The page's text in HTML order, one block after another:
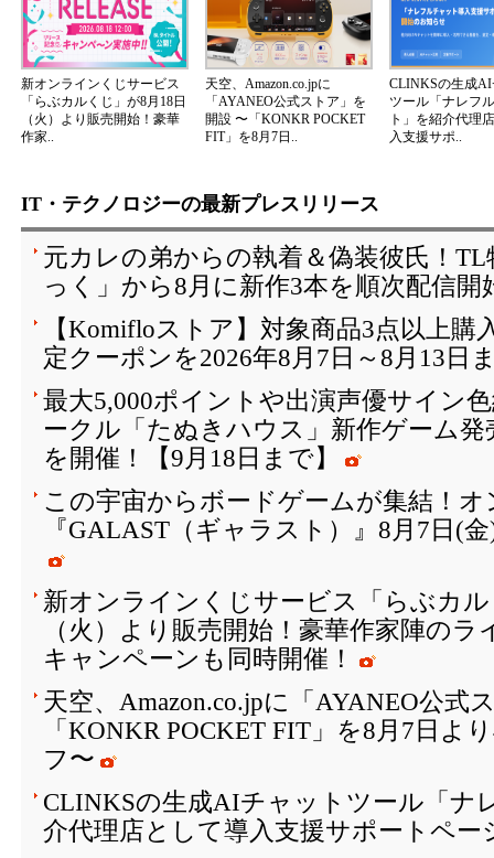
新オンラインくじサービス
「らぶカルくじ」が8月18日
（火）より販売開始！豪華
作家..
天空、Amazon.co.jpに
「AYANEO公式ストア」を
開設 〜「KONKR POCKET
FIT」を8月7日..
CLINKSの生成
ツール「ナレフ
ト」を紹介代理
入支援サポ..
IT・テクノロジーの最新プレスリリース
元カレの弟からの執着＆偽装彼氏！
っく」から8月に新作3本を順次配信開
【Komifloストア】対象商品3点以上購
定クーポンを2026年8月7日～8月13日
最大5,000ポイントや出演声優サイン
ークル「たぬきハウス」新作ゲーム
を開催！【9月18日まで】
この宇宙からボードゲームが集結！
『GALAST（ギャラスト）』8月7日(
新オンラインくじサービス「らぶカ
（火）より販売開始！豪華作家陣の
キャンペーンも同時開催！
天空、Amazon.co.jpに「AYANEO公式
「KONKR POCKET FIT」を8月7日よ
フ〜
CLINKSの生成AIチャットツール「ナ
介代理店として導入支援サポートペー